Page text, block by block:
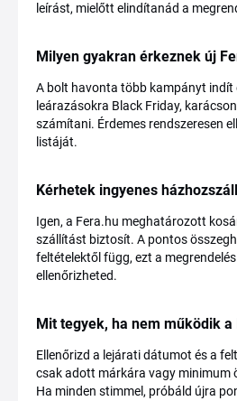
leírást, mielőtt elindítanád a
Milyen gyakran érkeznek új
A bolt havonta több kampányt indít
leárazásokra Black Friday,
számítani. Érdemes rendszeresen
listáját.
Kérhetek ingyenes
Igen, a Fera.hu meghatározott
szállítást biztosít. A pontos
feltételektől függ, ezt a
ellenőrizheted.
Mit tegyek, ha nem működik
Ellenőrizd a lejárati dátumot és a
csak adott márkára vagy minimum
Ha minden stimmel, próbáld újra